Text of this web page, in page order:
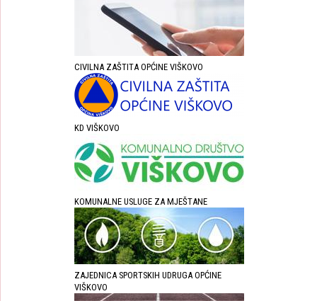
CIVILNA ZAŠTITA OPĆINE VIŠKOVO
KD VIŠKOVO
KOMUNALNE USLUGE ZA MJEŠTANE
ZAJEDNICA SPORTSKIH UDRUGA OPĆINE
VIŠKOVO